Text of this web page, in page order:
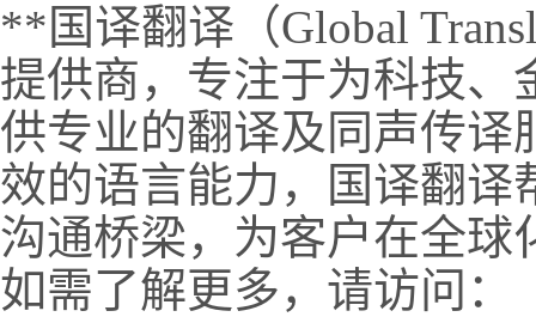
**国译翻译（Global
提供商，专注于为科技、
供专业的翻译及同声传译
效的语言能力，国译翻译
沟通桥梁，为客户在全球
如需了解更多，请访问：